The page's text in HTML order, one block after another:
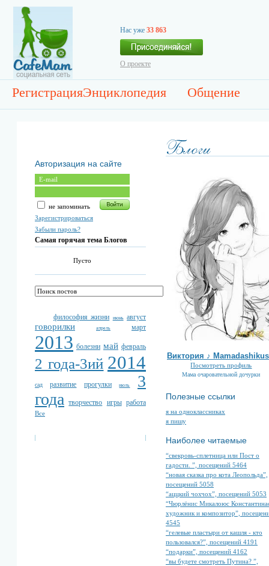
Нас уже 33 863
О проекте
РегистрацияЭнциклопедия Общение
Авторизация на сайте
не запоминать
Зарегистрироваться
Забыли пароль?
Самая горячая тема Блогов
Пусто
философия жизни июнь август
говорилки апрель март
2013 болезни май февраль
2 года-3ий 2014
сад развитие прогулки июль
3
года творчество игры работа
Все
Виктория ♪
Посмотреть профиль
Мама очаровательной дочурки
Полезные ссылки
я на одноклассниках
я пишу
Наиболее читаемые
“свекровь-сплетница или Пост о
гадости. ”, посещений 5464
“новая сказка про кота Леопольда”,
посещений 5058
“аццкий чохчох”, посещений 5053
“Чюрлёнис Микалоюс
художник и композитор”,
4545
“гелевые пластыри от кашля - кто
пользовался?”, посещений 4191
“подарки”, посещений 4162
“вы будете смотреть Путина? ”,